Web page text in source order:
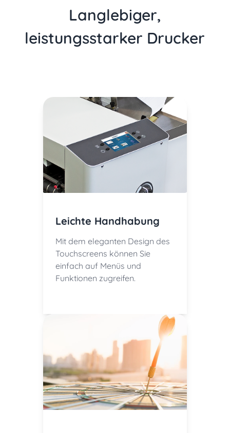
Langlebiger,
leistungsstarker Drucker
Leichte Handhabung
Mit dem eleganten Design des
Touchscreens können Sie
einfach auf Menüs und
Funktionen zugreifen.